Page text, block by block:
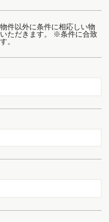
件以外に条件に相応しい物
ただきます。 ※条件に合致
。